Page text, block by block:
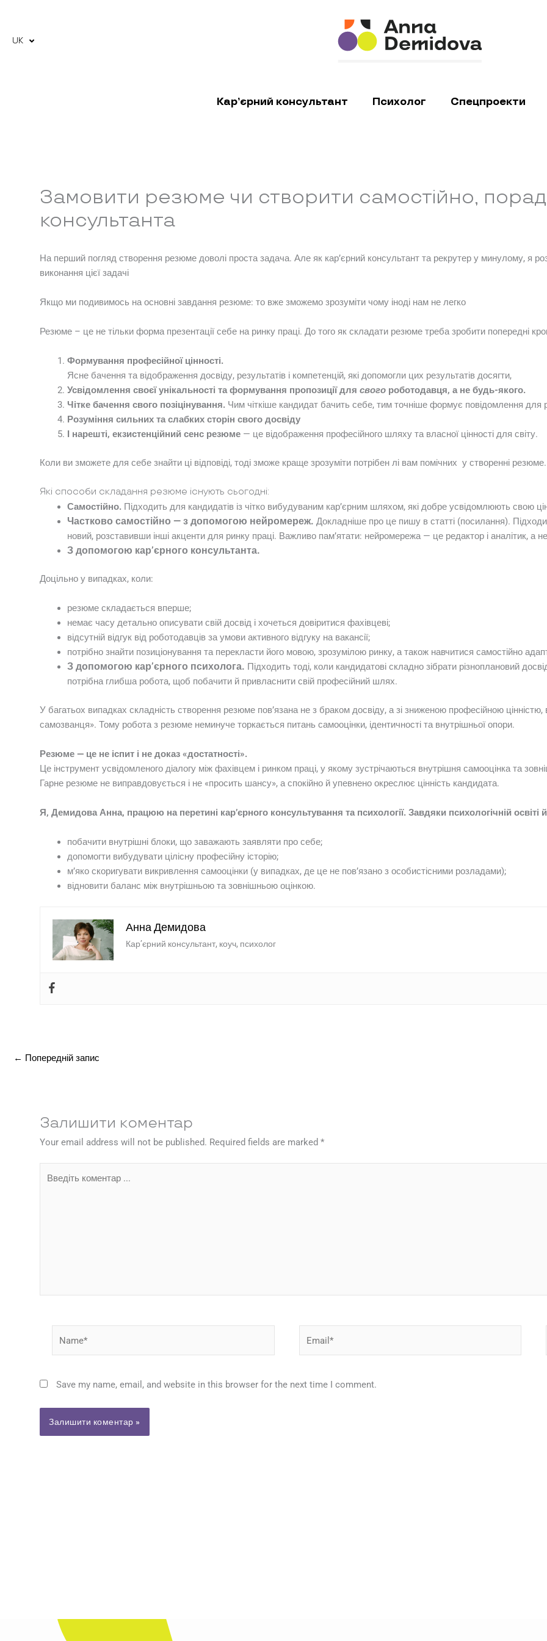
вмісту
UK
RU
Кар’єрний консультант Психолог Спецпроекти
Замовити резюме чи створити самостійно,
консультанта
На перший погляд створення резюме доволі проста задача. Але як кар’єрний консультант та рекрутер у минулому, я
виконання цієї задачі
Якщо ми подивимось на основні завдання резюме: то вже зможемо зрозуміти чому іноді нам не легко
Резюме – це не тільки форма презентації себе на ринку праці. До того як складати резюме треба зробити попередні
Формування професійної цінності.
Ясне бачення та відображення досвіду, результатів і компетенцій, які допомогли цих результатів досягти,
Усвідомлення своєї унікальності та формування пропозиції для свого роботодавця, а не будь-якого.
Чітке бачення свого позіцінування. Чим чіткіше кандидат бачить себе, тим точніше формує повідомлення
Розуміння сильних та слабких сторін свого досвіду
І нарешті, екзистенційний сенс резюме — це відображення професійного шляху та власної цінності для світу.
Коли ви зможете для себе знайти ці відповіді, тоді зможе краще зрозуміти потрібен лі вам помічних у створенні резюме.
Які способи складання резюме існують сьогодні:
Самостійно. Підходить для кандидатів із чітко вибудуваним кар’єрним шляхом, які добре усвідомлюють свою
Частково самостійно — з допомогою нейромереж. Докладніше про це пишу в статті (посилання).
новий, розставивши інші акценти для ринку праці. Важливо пам’ятати: нейромережа — це редактор і аналітик, а
З допомогою кар’єрного консультанта.
Доцільно у випадках, коли:
резюме складається вперше;
немає часу детально описувати свій досвід і хочеться довіритися фахівцеві;
відсутній відгук від роботодавців за умови активного відгуку на вакансії;
потрібно знайти позиціонування та перекласти його мовою, зрозумілою ринку, а також навчитися самостійно
З допомогою кар’єрного психолога. Підходить тоді, коли кандидатові складно зібрати різноплановий
потрібна глибша робота, щоб побачити й привласнити свій професійний шлях.
У багатьох випадках складність створення резюме пов’язана не з браком досвіду, а зі зниженою професійною
самозванця». Тому робота з резюме неминуче торкається питань самооцінки, ідентичності та внутрішньої опори.
Резюме — це не іспит і не доказ «достатності».
Це інструмент усвідомленого діалогу між фахівцем і ринком праці, у якому зустрічаються внутрішня самооцінка та
Гарне резюме не виправдовується і не «просить шансу», а спокійно й упевнено окреслює цінність кандидата.
Я, Демидова Анна, працюю на перетині кар’єрного консультування та психології. Завдяки психологічній
побачити внутрішні блоки, що заважають заявляти про себе;
допомогти вибудувати цілісну професійну історію;
м’яко скоригувати викривлення самооцінки (у випадках, де це не пов’язано з особистісними розладами);
відновити баланс між внутрішньою та зовнішньою оцінкою.
Анна Демидова
Кар’єрний консультант, коуч, психолог
← Попередній запис
Залишити коментар
Your email address will not be published. Required fields are marked *
коментар
Save my name, email, and website in this browser for the next time I comment.